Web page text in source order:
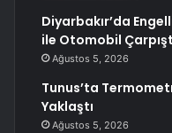
Diyarbakır’da
ile Otomobil
Ağustos 5, 2026
Tunus’ta
Yaklaştı
Ağustos 5, 2026